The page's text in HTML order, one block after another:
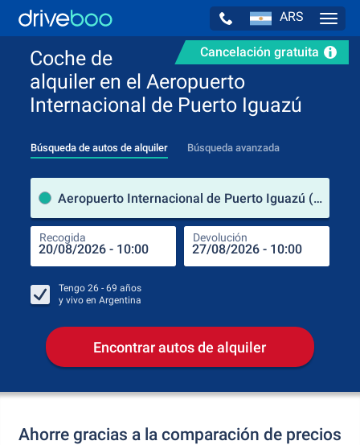
ARS
Cancelación gratuita
Coche de
alquiler en el Aeropuerto
Internacional de Puerto Iguazú
Búsqueda de autos de alquiler Búsqueda avanzada
Aeropuerto Internacional de Puerto Iguazú (Argentina)
Recogida Devolución
Tengo 26 - 69 años
y vivo en Argentina
Encontrar autos de alquiler
Ahorre gracias a la comparación de precios